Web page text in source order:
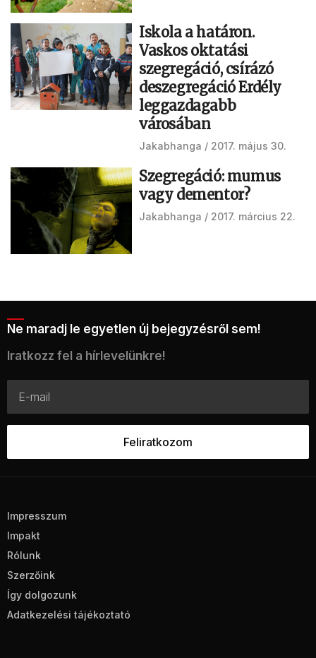
Iskola a határon.
Vaskos oktatási
szegregáció, csírázó
deszegregáció Erdély
leggazdagabb
városában
Jakabhanga 2017. május 30.
Szegregáció: mumus
vagy dementor?
Jakabhanga 2017. március 22.
Ne maradj le egyetlen új bejegyzésről sem!
Iratkozz fel a hírlevelünkre!
Impresszum
Impakt
Rólunk
Szerzőink
Így dolgozunk
Adatkezelési tájékoztató